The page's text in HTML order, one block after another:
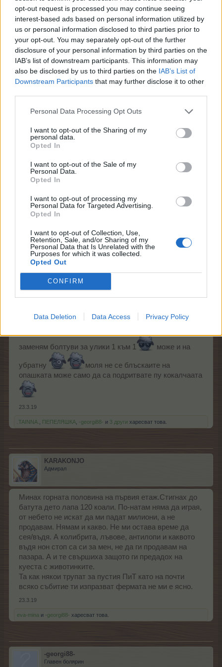
opt-out request is processed you may continue seeing
interest-based ads based on personal information utilized by
us or personal information disclosed to third parties prior to
your opt-out. You may separately opt-out of the further
disclosure of your personal information by third parties on the
IAB’s list of downstream participants. This information may
also be disclosed by us to third parties on the IAB’s List of
Downstream Participants that may further disclose it to other
Personal Data Processing Opt Outs
I want to opt-out of the Sharing of my
personal data.
Opted In
I want to opt-out of the Sale of my
Personal Data.
Opted In
I want to opt-out of processing my
Personal Data for Targeted Advertising.
Opted In
I want to opt-out of Collection, Use,
Retention, Sale, and/or Sharing of my
Personal Data that Is Unrelated with the
Purposes for which it was collected.
Opted Out
CONFIRM
Data Deletion Data Access Privacy Policy
При това щом не са отворени статуите, не може да
се купуват от пазара. Така че единствената
възможност е с ЛГ.
23.3.19
eva-mina харесва това.
-georgi88-
mimi123123456 каза:
При това щом не са отворени статуите, не може да се
купуват от пазара. Така че единствената възможност е с
ЛГ.
Еми аз зарад туй не го играя-нямам отворена статуя
на хабанеро
23.3.19
.TAINNA.,eva-mina,
заменям болтуви за улики 1 към 1 може и на
убратну
моля не се блъскаите на
опашката може само да са подритвате пу кокалчаата
23.3.19
.TAINNA. ПЕПЕЛЯШКА -georgi88- и 3 други харесват това.
KARAKONJO
Адмирал
Минах горната половина на първия етаж.Стигнах до
батута дето лапа 120 коали. По-натам няма да играя,
от небето не искат да ми падат милиони, а не
продавам. Нямам и какво. Не ми остава време да
сея/въдя. А колибрита, лъвове, антилопи и каквото
въдя нон стоп са си за мен, не да ги продавам на
пазара. А и те свършиха защото ги предадох на
куеста с животинките.
Та как някои трупат за пустия ПиТ като на почти
всяко събитие ти изпразват фермата не ми е ясно.
23.3.19
eva-mina и -georgi88- харесват това.
-georgi88-
Главен болярин